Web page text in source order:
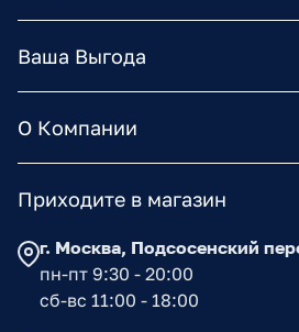
Ваша Выгода
О Компании
Приходите в магазин
г. Москва, Подсосенский
пн-пт 9:30 - 20:00
сб-вс 11:00 - 18:00